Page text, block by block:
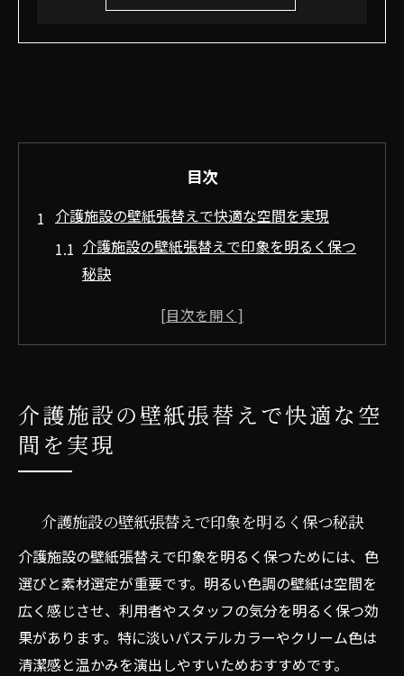
目次
介護施設の壁紙張替えで快適な空間を実現
介護施設の壁紙張替えで印象を明るく保つ
秘訣
壁紙張替えが介護施設環境に与える効果と
介護施設の壁紙張替えで清潔感をアップす
る方法
信頼できる業者選びが壁紙張替えを左右
介護施設の壁紙張替えは業者の実績で選ぶ
べき理由
安心して任せられる壁紙張替え業者の見極
め方
介護施設の壁紙張替えで快適な空
間を実現
介護施設の壁紙張替えで印象を明るく保つ秘訣
介護施設の壁紙張替えで印象を明るく保つためには、色
選びと素材選定が重要です。明るい色調の壁紙は空間を
広く感じさせ、利用者やスタッフの気分を明るく保つ効
果があります。特に淡いパステルカラーやクリーム色は
清潔感と温かみを演出しやすいためおすすめです。